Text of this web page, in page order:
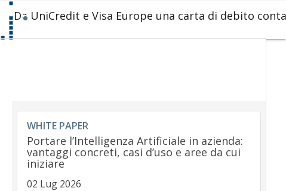
Da UniCredit e Visa Europe una carta di debito
WHITE PAPER
Portare l’Intelligenza Artificiale in azienda:
vantaggi concreti, casi d’uso e aree da cui
iniziare
02 Lug 2026